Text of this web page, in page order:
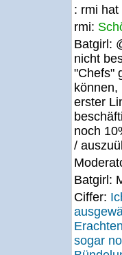
: rmi
rmi:
Batgirl:
nicht
"Chefs"
erster
noch
/
Batgirl:
Ciffer:
sogar